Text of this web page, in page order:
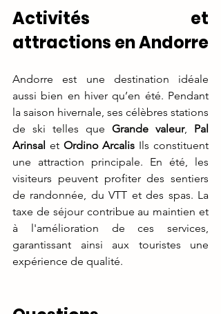
Activités et
attractions en Andorre
Andorre est une destination idéale
aussi bien en hiver qu’en été. Pendant
la saison hivernale, ses célèbres stations
de ski telles que Grande valeur, Pal
Arinsal et Ordino Arcalis Ils constituent
une attraction principale. En été, les
visiteurs peuvent profiter des sentiers
de randonnée, du VTT et des spas. La
taxe de séjour contribue au maintien et
à l'amélioration de ces services,
garantissant ainsi aux touristes une
expérience de qualité.